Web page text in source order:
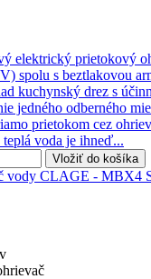
elektrický prietokový
spolu s beztlakovou
kuchynský drez s
jedného odberného
prietokom cez
voda je ihneď...
Vložiť do košíka